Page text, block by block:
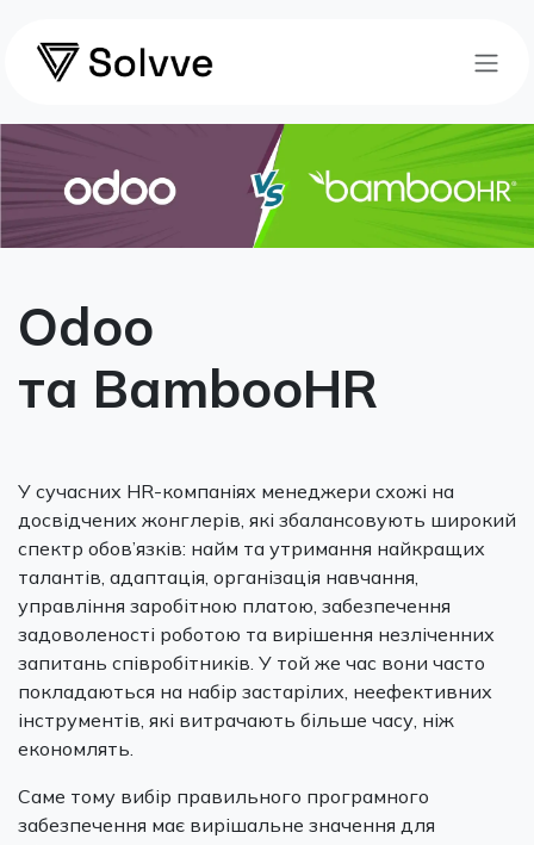
Odoo
та BambooHR
У сучасних HR-компаніях менеджери схожі на
досвідчених жонглерів, які збалансовують широкий
спектр обов’язків: найм та утримання найкращих
талантів, адаптація, організація навчання,
управління заробітною платою, забезпечення
задоволеності роботою та вирішення незліченних
запитань співробітників. У той же час вони часто
покладаються на набір застарілих, неефективних
інструментів, які витрачають більше часу, ніж
економлять.
Саме тому вибір правильного програмного
забезпечення має вирішальне значення для